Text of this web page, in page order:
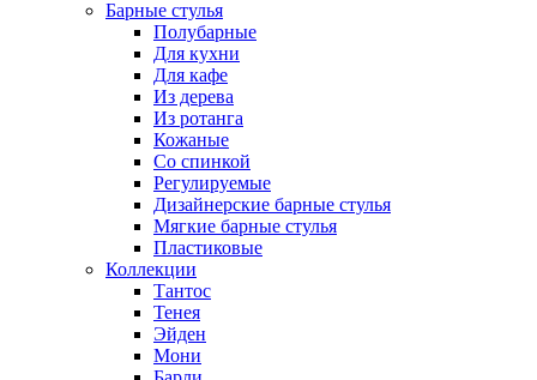
Барные стулья
Полубарные
Для кухни
Для кафе
Из дерева
Из ротанга
Кожаные
Со спинкой
Регулируемые
Дизайнерские барные стулья
Мягкие барные стулья
Пластиковые
Коллекции
Тантос
Тенея
Эйден
Мони